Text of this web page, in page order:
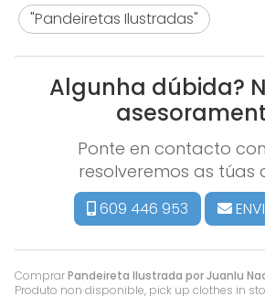
ComprarPandeireta Ilustrada por Juanlu
Produto non disponible, pick up clothes in
"Pandeiretas Ilustradas"
Algunha dúbida?
Ponte en contacto
resolveremos as túas
609 446 953